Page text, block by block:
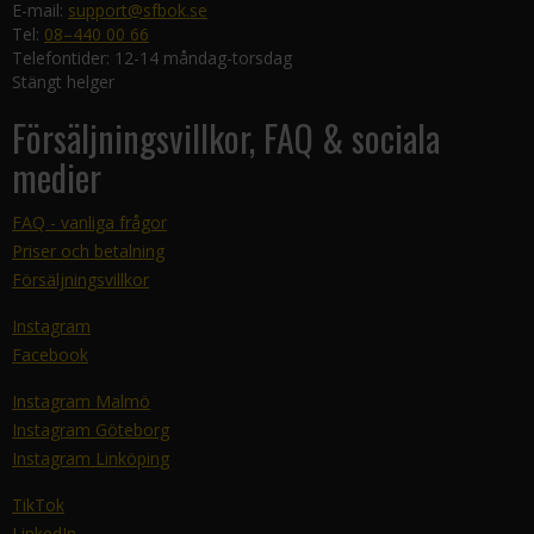
E-mail: support@sfbok.se
Tel: 08–440 00 66
Telefontider: 12-14 måndag-torsdag
Stängt helger
Försäljningsvillkor, FAQ & sociala
medier
FAQ - vanliga frågor
Priser och betalning
Försäljningsvillkor
Instagram
Facebook
Instagram Malmö
Instagram Göteborg
Instagram Linköping
TikTok